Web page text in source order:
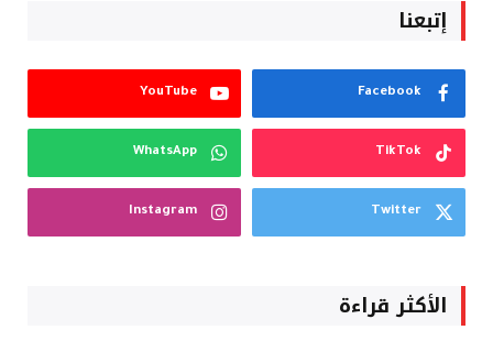
إتبعنا
Facebook
YouTube
TikTok
WhatsApp
Twitter
Instagram
الأكثر قراءة